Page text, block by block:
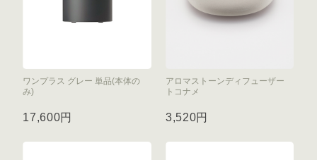
ワンプラス グレー 単品(本体の
み)
17,600円
アロマストーンディフューザー
トコナメ
3,520円